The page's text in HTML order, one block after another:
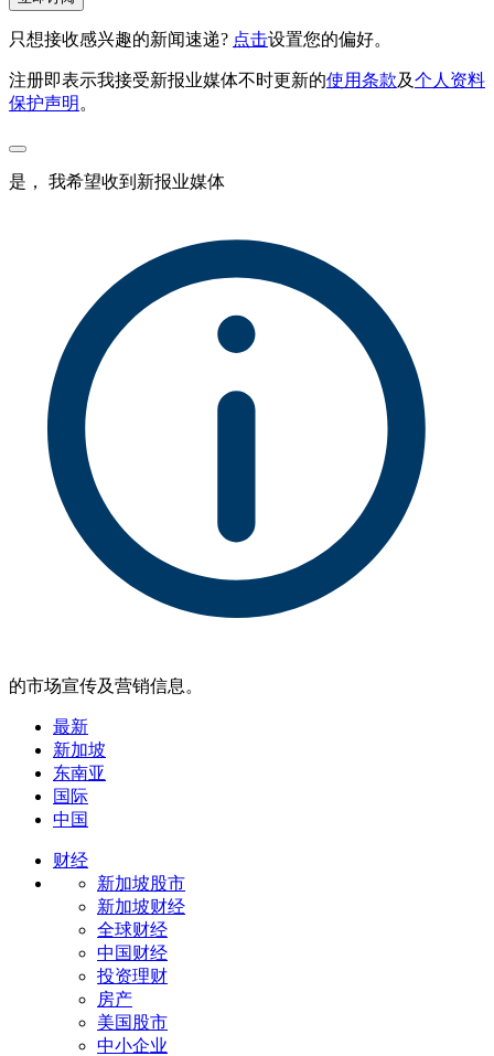
只想接收感兴趣的新闻速递? 点击设置您的偏好。
注册即表示我接受新报业媒体不时更新的使用条款及个人资料
保护声明 。
是， 我希望收到新报业媒体
的市场宣传及营销信息。
最新
新加坡
东南亚
国际
中国
财经
新加坡股市
新加坡财经
全球财经
中国财经
投资理财
房产
美国股市
中小企业